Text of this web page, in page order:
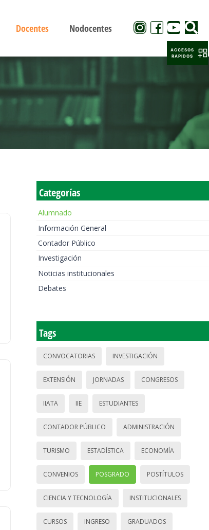
Docentes Nodocentes
Categorías
Alumnado
Información General
Contador Público
Investigación
Noticias institucionales
Debates
Tags
CONVOCATORIAS INVESTIGACIÓN
EXTENSIÓN JORNADAS CONGRESOS
IIATA IIE ESTUDIANTES
CONTADOR PÚBLICO ADMINISTRACIÓN
TURISMO ESTADÍSTICA ECONOMÍA
CONVENIOS POSGRADO POSTÍTULOS
CIENCIA Y TECNOLOGÍA INSTITUCIONALES
CURSOS INGRESO GRADUADOS
ACCESOS
RAPIDOS